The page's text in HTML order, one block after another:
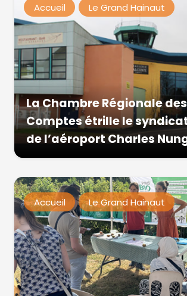
Accueil Le Grand Hainaut
La Chambre Régionale des
Comptes étrille le
de l’aéroport Charles
Accueil Le Grand Hainaut